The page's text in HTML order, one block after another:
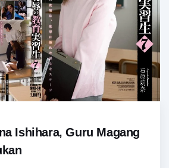
Ishihara, Guru Magang